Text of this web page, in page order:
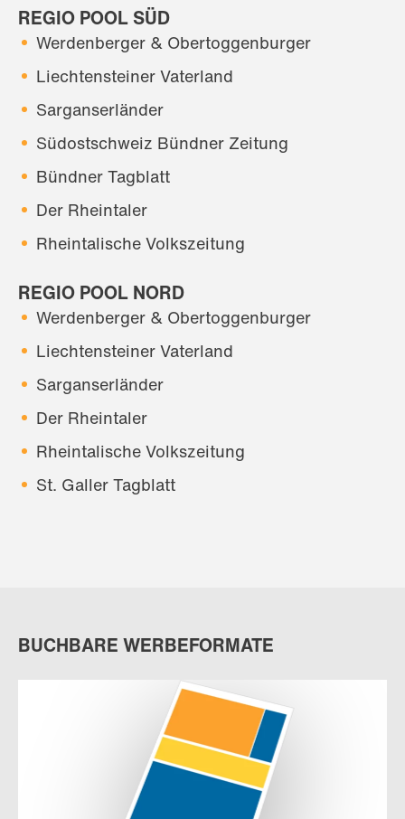
REGIO POOL SÜD
Werdenberger & Obertoggenburger
Liechtensteiner Vaterland
Sarganserländer
Südostschweiz Bündner Zeitung
Bündner Tagblatt
Der Rheintaler
Rheintalische Volkszeitung
REGIO POOL NORD
Werdenberger & Obertoggenburger
Liechtensteiner Vaterland
Sarganserländer
Der Rheintaler
Rheintalische Volkszeitung
St. Galler Tagblatt
BUCHBARE WERBEFORMATE